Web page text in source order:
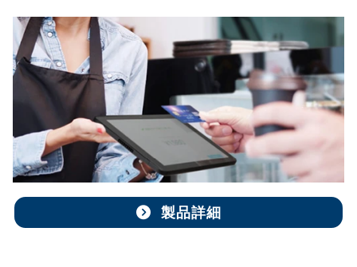
製品詳細